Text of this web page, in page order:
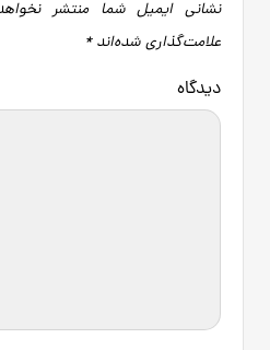
نشانی ایمیل شما منتشر
علامت‌گذاری شده‌اند*